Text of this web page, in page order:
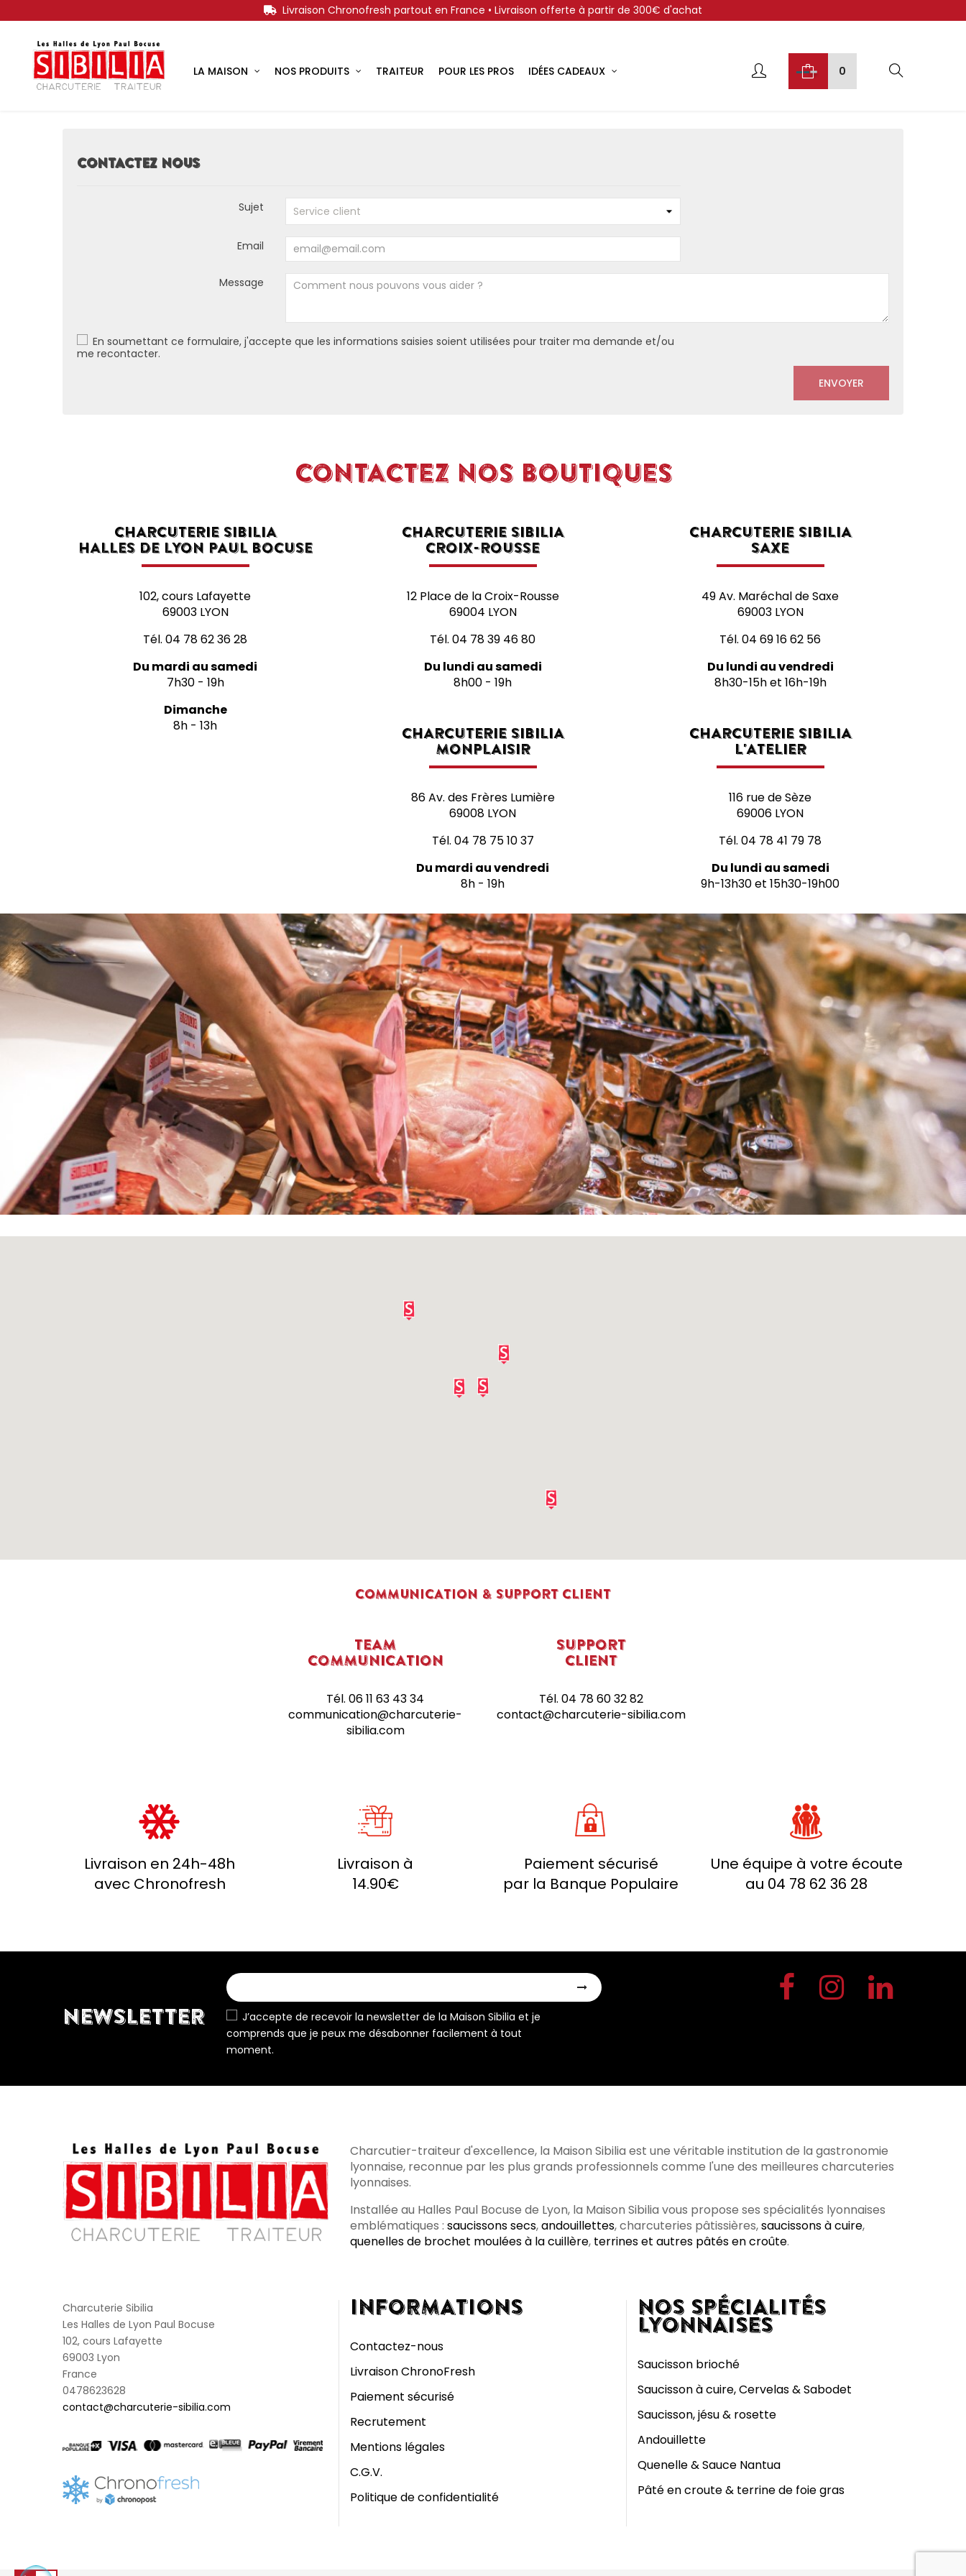
Livraison Chronofresh partout en France • Livraison offerte à partir de 300€ d'achat
LA MAISON NOS PRODUITS TRAITEUR POUR LES PROS IDÉES CADEAUX 0
CONTACTEZ NOUS
Sujet
Email
Message
En soumettant ce formulaire, j'accepte que les informations saisies soient utilisées pour traiter ma demande et/ou
me recontacter.
CONTACTEZ NOS BOUTIQUES
CHARCUTERIE SIBILIA
HALLES DE LYON PAUL BOCUSE
102, cours Lafayette
69003 LYON
Tél.04 78 62 36 28
Du mardi au samedi
7h30 - 19h
Dimanche
8h - 13h
CHARCUTERIE SIBILIA
CROIX-ROUSSE
12 Place de la Croix-Rousse
69004 LYON
Tél.04 78 39 46 80
Du lundi au samedi
8h00 - 19h
CHARCUTERIE SIBILIA
SAXE
49 Av. Maréchal de Saxe
69003 LYON
Tél.04 69 16 62 56
Du lundi au vendredi
8h30-15h et 16h-19h
CHARCUTERIE SIBILIA
MONPLAISIR
86 Av. des Frères Lumière
69008 LYON
Tél. 04 78 75 10 37
Du mardi au vendredi
8h - 19h
CHARCUTERIE SIBILIA
L'ATELIER
116 rue de Sèze
69006 LYON
Tél.04 78 41 79 78
Du lundi au samedi
9h-13h30 et 15h30-19h00
COMMUNICATION & SUPPORT CLIENT
TEAM
COMMUNICATION
Tél. 0611 63 43 34
communication@charcuterie-
sibilia.com
SUPPORT
CLIENT
Tél. 04 78 60 32 82
contact@charcuterie-sibilia.com
Livraison en 24h-48h
avec Chronofresh
Livraison à
14.90€
Paiement sécurisé
par la Banque Populaire
Une équipe à votre écoute
au 04 78 62 36 28
NEWSLETTER
J’accepte de recevoir la newsletter de la Maison Sibilia et je
comprends que je peux me désabonner facilement à tout
moment.
Charcutier-traiteur d'excellence, la Maison Sibilia est une véritable institution de la gastronomie
lyonnaise, reconnue par les plus grands professionnels comme l'une des meilleures charcuteries
lyonnaises.
Installée au Halles Paul Bocuse de Lyon, la Maison Sibilia vous propose ses spécialités lyonnaises
emblématiques : saucissons secs,andouillettes, charcuteries pâtissières,saucissons à cuire,
quenelles de brochet moulées à la cuillère, terrines et autres pâtés en croûte.
Charcuterie Sibilia
Les Halles de Lyon Paul Bocuse
102, cours Lafayette
69003 Lyon
France
0478623628
contact@charcuterie-sibilia.com
INFORMATIONS
Contactez-nous
Livraison ChronoFresh
Paiement sécurisé
Recrutement
Mentions légales
C.G.V.
Politique de confidentialité
NOS SPÉCIALITÉS
LYONNAISES
Saucisson brioché
Saucisson à cuire, Cervelas & Sabodet
Saucisson, jésu & rosette
Andouillette
Quenelle & Sauce Nantua
Pâté en croute & terrine de foie gras